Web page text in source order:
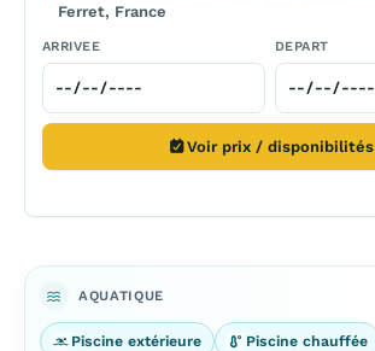
Ferret, France
ARRIVEE DEPART
Voir prix / disponibilités
AQUATIQUE
Piscine extérieure Piscine chauffée